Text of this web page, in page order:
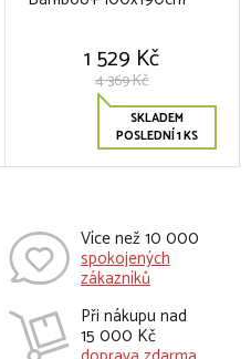
1 529 Kč
4 369 Kč
SKLADEM
POSLEDNÍ 1 KS
Více než 10 000
spokojených
zákazníků
Při nákupu nad
15 000 Kč